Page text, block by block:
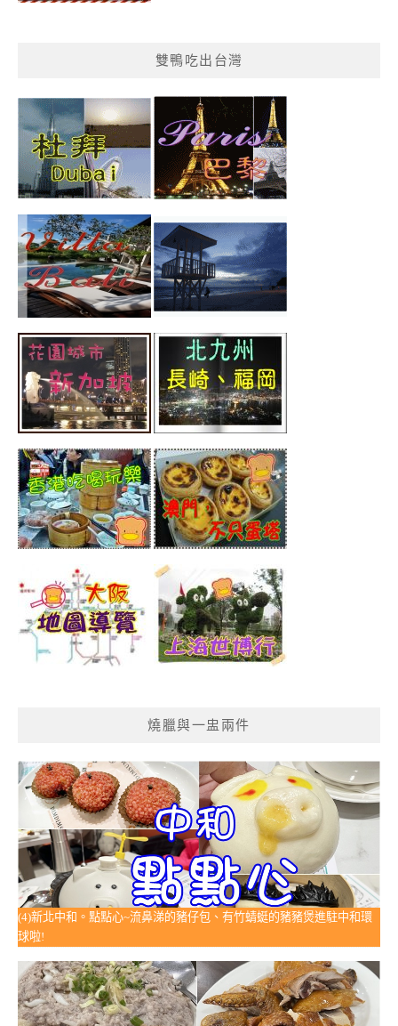
雙鴨吃出台灣
燒臘與一盅兩件
(4)新北中和。點點心~流鼻涕的豬仔包、有竹蜻蜓的豬豬煲進駐中和環
球啦!